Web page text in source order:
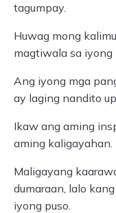
tagumpay.
Huwag mong
magtiwala sa iyong
Ang iyong mga
ay laging nandito
Ikaw ang aming
aming kaligayahan.
Maligayang
dumaraan, lalo
iyong puso.